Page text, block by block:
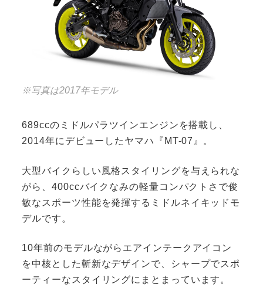
※写真は2017年モデル
689ccのミドルパラツインエンジンを搭載し、
2014年にデビューしたヤマハ『MT-07』。
大型バイクらしい風格スタイリングを与えられな
がら、400ccバイクなみの軽量コンパクトさで俊
敏なスポーツ性能を発揮するミドルネイキッドモ
デルです。
10年前のモデルながらエアインテークアイコン
を中核とした斬新なデザインで、シャープでスポ
ーティーなスタイリングにまとまっています。